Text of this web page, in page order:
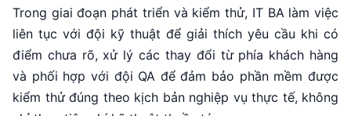
Trong giai đoạn phát triển và kiểm thử, IT BA làm việc
liên tục với đội kỹ thuật để giải thích yêu cầu khi có
điểm chưa rõ, xử lý các thay đổi từ phía khách hàng
và phối hợp với đội QA để đảm bảo phần mềm được
kiểm thử đúng theo kịch bản nghiệp vụ thực tế, không